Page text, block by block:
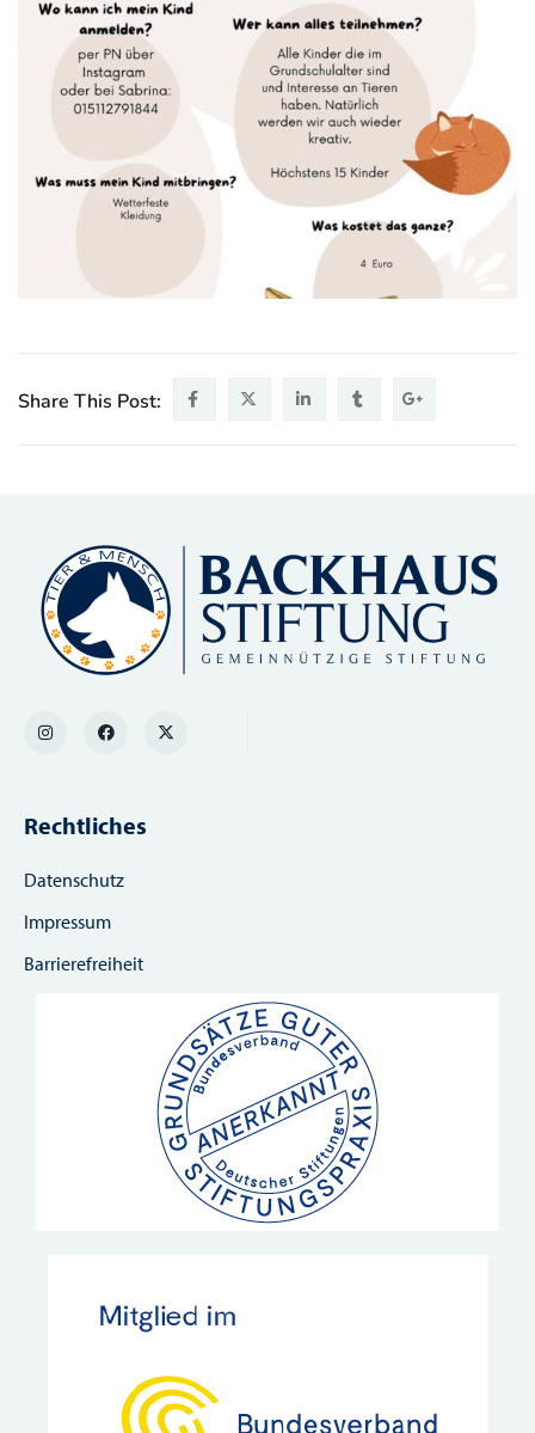
Share This Post:
Rechtliches
Datenschutz
Impressum
Barrierefreiheit